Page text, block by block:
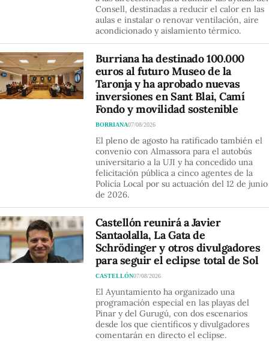
Consell, destinadas a reducir el calor en las
aulas e instalar o renovar ventilación, aire
acondicionado y aislamiento térmico.
Burriana ha destinado 100.000
euros al futuro Museo de la
Taronja y ha aprobado nuevas
inversiones en Sant Blai, Camí
Fondo y movilidad sostenible
BORRIANA07/08/2026
El pleno de agosto ha ratificado también el
convenio con Almassora para el autobús
universitario a la UJI y ha concedido una
felicitación pública a cinco agentes de la
Policía Local por su actuación del 12 de junio
de 2026.
Castellón reunirá a Javier
Santaolalla, La Gata de
Schrödinger y otros divulgadores
para seguir el eclipse total de Sol
CASTELLÓN07/08/2026
El Ayuntamiento ha organizado una
programación especial en las playas del
Pinar y del Gurugú, con dos escenarios
desde los que científicos y divulgadores
comentarán en directo el eclipse.